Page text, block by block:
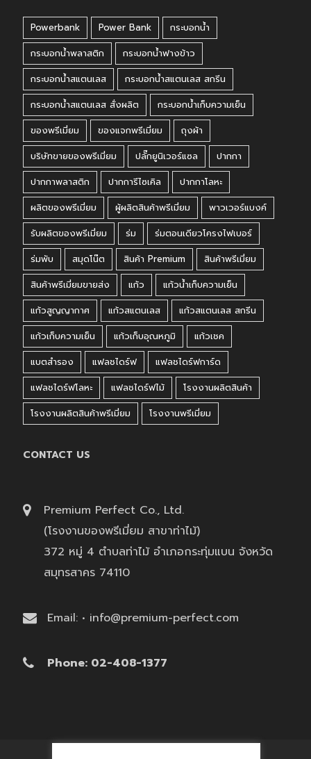
Powerbank Power Bank
กระบอกน้ำ
กระบอกน้ำพลาสติก
กระบอกน้ำฟางข้าว
กระบอกน้ำสแตนเลส
กระบอกน้ำสแตนเลส สกรีน
กระบอกน้ำสแตนเลส สั่งผลิต
กระบอกน้ำเก็บความเย็น
ของพรีเมี่ยม
ของแจกพรีเมี่ยม
ถุงผ้า
บริษัทขายของพรีเมี่ยม
ปลั๊กยูนิเวอร์แซล
ปากกา
ปากกาพลาสติก
ปากการีไซเคิล
ปากกาโลหะ
ผลิตของพรีเมี่ยม
ผู้ผลิตสินค้าพรีเมี่ยม
พาวเวอร์แบงค์
รับผลิตของพรีเมี่ยม
ร่ม
ร่มตอนเดียวโครงไฟเบอร์
ร่มพับ
สมุดโน๊ต สินค้า Premium
สินค้าพรีเมี่ยม
สินค้าพรีเมี่ยมขายส่ง
แก้ว
แก้วน้ำเก็บความเย็น
แก้วสูญญากาศ
แก้วสแตนเลส
แก้วสแตนเลส สกรีน
แก้วเก็บความเย็น
แก้วเก็บอุณหภูมิ
แก้วเชค
แบตสำรอง
แฟลชไดร์ฟ
แฟลชไดร์ฟการ์ด
แฟลชไดร์ฟโลหะ
แฟลชไดร์ฟไม้
โรงงานผลิตสินค้า
โรงงานผลิตสินค้าพรีเมี่ยม
โรงงานพรีเมี่ยม
CONTACT US
Premium Perfect Co., Ltd.
(โรงงานของพรีเมี่ยม สาขาท่าไม้)
372 หมู่ 4 ตำบลท่าไม้ อำเภอกระทุ่มแบน จังหวัด
สมุทรสาคร 74110
Email: • info@premium-perfect.com
Phone: 02-408-1377